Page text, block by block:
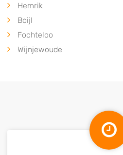
Hemrik
Boijl
Fochteloo
Wijnjewoude